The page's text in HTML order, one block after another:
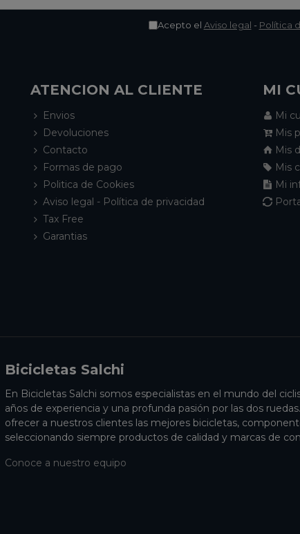
Acepto el Aviso legal - Política
ATENCION AL CLIENTE
Envios
Devoluciones
Contacto
Formas de pago
Politica de Cookies
Aviso legal - Política de privacidad
Tax Free
Garantias
MI
Mi
Mis
Mis
Mis
Mi
Bicicletas Salchi
En Bicicletas Salchi somos especialistas en el mundo del
años de experiencia y una profunda pasión por las dos
ofrecer a nuestros clientes las mejores bicicletas,
seleccionando siempre productos de calidad y marcas de
Conoce a nuestro equipo